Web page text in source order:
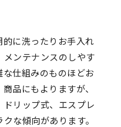
に洗ったりお手入れ
ンテナンスのしやす
仕組みのものほどお
品にもよりますが、
リップ式、エスプレ
な傾向があります。